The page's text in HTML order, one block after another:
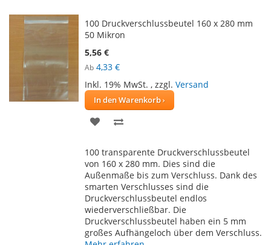
100 Druckverschlussbeutel 160 x 280 mm
50 Mikron
5,56 €
Ab 4,33 €
Inkl. 19% MwSt. , zzgl. Versand
In den Warenkorb
ZUR
HINZUFÜGEN
HINZUFÜGEN
100 transparente Druckverschlussbeutel
von 160 x 280 mm. Dies sind die
Außenmaße bis zum Verschluss. Dank des
smarten Verschlusses sind die
Druckverschlussbeutel endlos
wiederverschließbar. Die
Druckverschlussbeutel haben ein 5 mm
großes Aufhängeloch über dem Verschluss.